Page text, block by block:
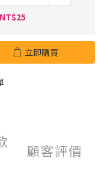
立即購買
顧客評價